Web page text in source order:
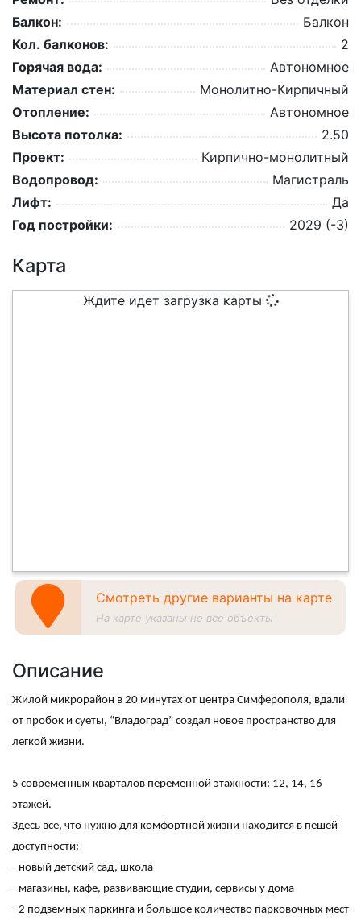
Балкон:
Балкон
Кол. балконов:
2
Горячая вода:
Автономное
Материал стен:
Монолитно-Кирпичный
Отопление:
Автономное
Высота потолка:
2.50
Проект:
Кирпично-монолитный
Водопровод:
Магистраль
Лифт:
Да
Год постройки:
2029 (-3)
Карта
Ждите идет загрузка карты
Смотреть другие варианты на карте
На карте указаны не все объекты
Описание
Жилой микрорайон в 20 минутах от центра Симферополя, вдали
от пробок и суеты, “Владоград” создал новое пространство для
легкой жизни.
5 современных кварталов переменной этажности: 12, 14, 16
этажей.
Здесь все, что нужно для комфортной жизни находится в пешей
доступности:
- новый детский сад, школа
- магазины, кафе, развивающие студии, сервисы у дома
- 2 подземных паркинга и большое количество парковочных мест